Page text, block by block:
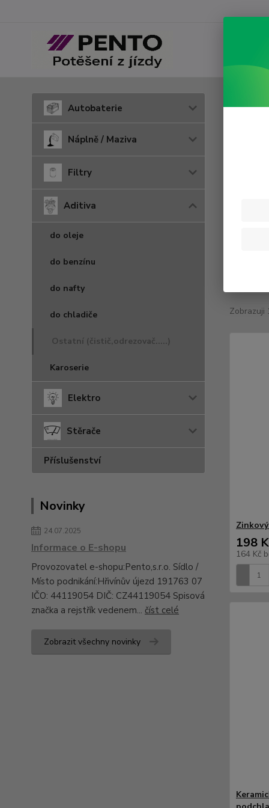
Autobaterie
Náplně / Maziva
Filtry
Aditiva
do oleje
do benzínu
do nafty
do chladiče
Ostatní (čistič,odrezovač.....)
Karoserie
Elektro
Stěrače
Příslušenství
Novinky
24.07.2025
Informace o E-shopu
Provozovatel e-shopu:Pento,s.r.o. Sídlo /
Místo podnikání:Hřivínův újezd 191763 07
IČO: 44119054 DIČ: CZ44119054 Spisová
značka a rejstřík vedenem... číst celé
Zobrazit všechny novinky
Zobrazuji
198
164 Kč